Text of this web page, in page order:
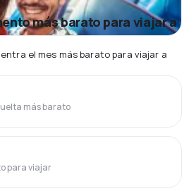
más barato para viajar a
el mes más barato para viajar a
más barato
para viajar